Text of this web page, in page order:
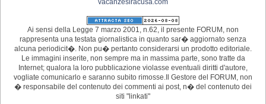
vacanzesiracusa.com
Ai sensi della Legge 7 marzo 2001, n.62, il presente FORUM, non
rappresenta una testata giornalistica in quanto sar� aggiornato senza
alcuna periodicit�. Non pu� pertanto considerarsi un prodotto editoriale.
Le immagini inserite, non sempre ma in massima parte, sono tratte da
Internet; qualora la loro pubblicazione violasse eventuali diritti d'autore,
vogliate comunicarlo e saranno subito rimosse.Il Gestore del FORUM, non
� responsabile del contenuto dei commenti ai post, n� del contenuto dei
siti "linkati"